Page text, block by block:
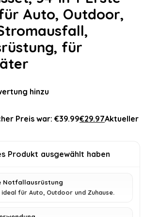
Auto, Outdoor,
für
hinzu
Preis war: €39.99€29.97Aktueller
Produkt ausgewählt haben
Notfallausrüstung
für Auto, Outdoor und Zuhause.